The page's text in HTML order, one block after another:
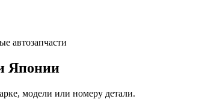
Японии
модели или номеру детали.